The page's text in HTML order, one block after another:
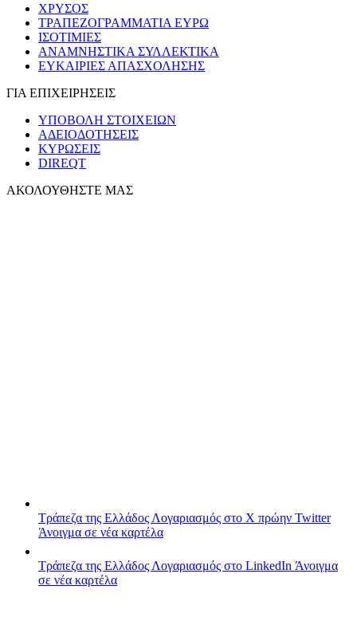
ΧΡΥΣΟΣ
ΤΡΑΠΕΖΟΓΡΑΜΜΑΤΙΑ ΕΥΡΩ
ΙΣΟΤΙΜΙΕΣ
ΑΝΑΜΝΗΣΤΙΚΑ ΣΥΛΛΕΚΤΙΚΑ
ΕΥΚΑΙΡΙΕΣ ΑΠΑΣΧΟΛΗΣΗΣ
ΓΙΑ ΕΠΙΧΕΙΡΗΣΕΙΣ
ΥΠΟΒΟΛΗ ΣΤΟΙΧΕΙΩΝ
ΑΔΕΙΟΔΟΤΗΣΕΙΣ
ΚΥΡΩΣΕΙΣ
DIREQT
ΑΚΟΛΟΥΘΗΣΤΕ ΜΑΣ
Τράπεζα της Ελλάδος Λογαριασμός στο X πρώην Twitter
Άνοιγμα σε νέα καρτέλα
Τράπεζα της Ελλάδος Λογαριασμός στο LinkedIn Άνοιγμα
σε νέα καρτέλα